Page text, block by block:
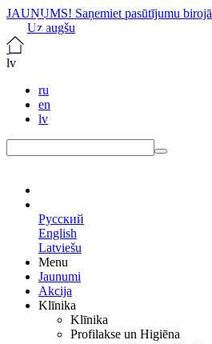
JAUNUMS! Saņemiet pasūtījumu birojā
Uz augšu
lv
ru
en
lv
Русский
English
Latviešu
Menu
Jaunumi
Akcija
Klīnika
Klīnika
Profilakse un Higiēna